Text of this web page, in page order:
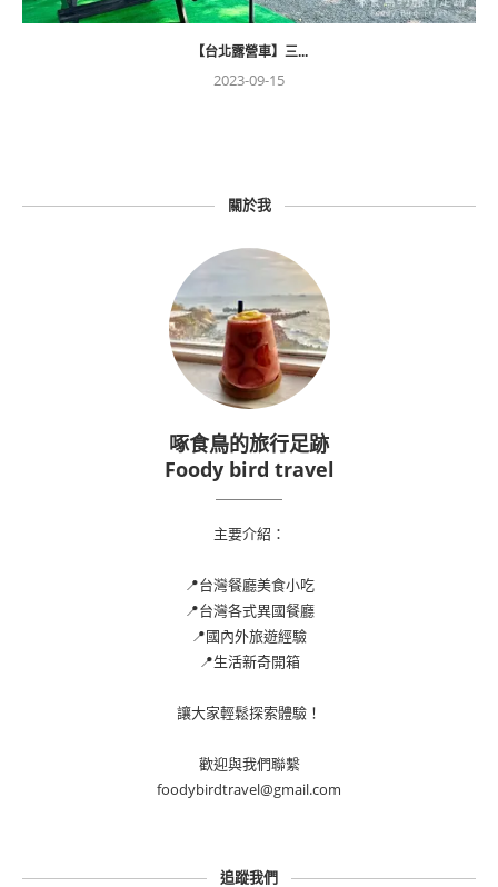
【台北露營車】三...
2023-09-15
關於我
啄食鳥的旅行足跡
Foody bird travel
主要介紹：
📍台灣餐廳美食小吃
📍台灣各式異國餐廳
📍國內外旅遊經驗
📍生活新奇開箱
讓大家輕鬆探索體驗！
歡迎與我們聯繫
foodybirdtravel@gmail.com
追蹤我們